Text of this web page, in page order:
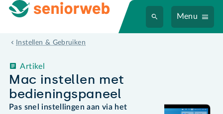
Menu
Instellen & Gebruiken
Mac instellen met
bedieningspaneel
Artikel
Pas snel instellingen aan via het